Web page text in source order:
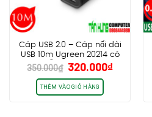
có
được
chọn
trên
trang
sản
Cáp USB 2.0 – Cáp nối dài
USB 10m Ugreen 20214 có
hỗ trợ Nguồn
350.000₫ Giá
gốc
là:
350.000₫.
320.000₫Giá
THÊM VÀO GIỎ HÀNG